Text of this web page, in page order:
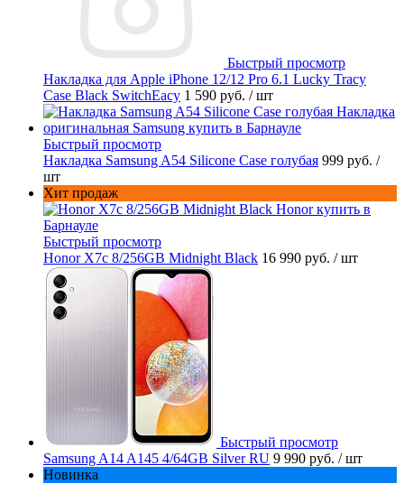
Быстрый просмотр
Накладка для Apple iPhone 12/12 Pro 6.1 Lucky Tracy
Case Black SwitchEacy 1 590 руб. / шт
Быстрый просмотр
Накладка Samsung A54 Silicone Case голубая 999 руб. /
шт
Хит продаж
Быстрый просмотр
Honor X7c 8/256GB Midnight Black 16 990 руб. / шт
Быстрый просмотр
Samsung A14 A145 4/64GB Silver RU 9 990 руб. / шт
Новинка